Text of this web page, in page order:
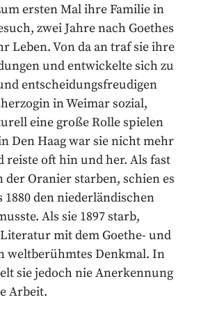
ersten Mal ihre Familie in
zwei Jahre nach Goethes
Leben. Von da an traf sie ihre
und entwickelte sich zu
entscheidungsfreudigen
in Weimar sozial,
eine große Rolle spielen
Den Haag war sie nicht mehr
reiste oft hin und her. Als fast
der Oranier starben, schien es
1880 den niederländischen
Als sie 1897 starb,
mit dem Goethe- und
weltberühmtes Denkmal. In
sie jedoch nie Anerkennung
Arbeit.